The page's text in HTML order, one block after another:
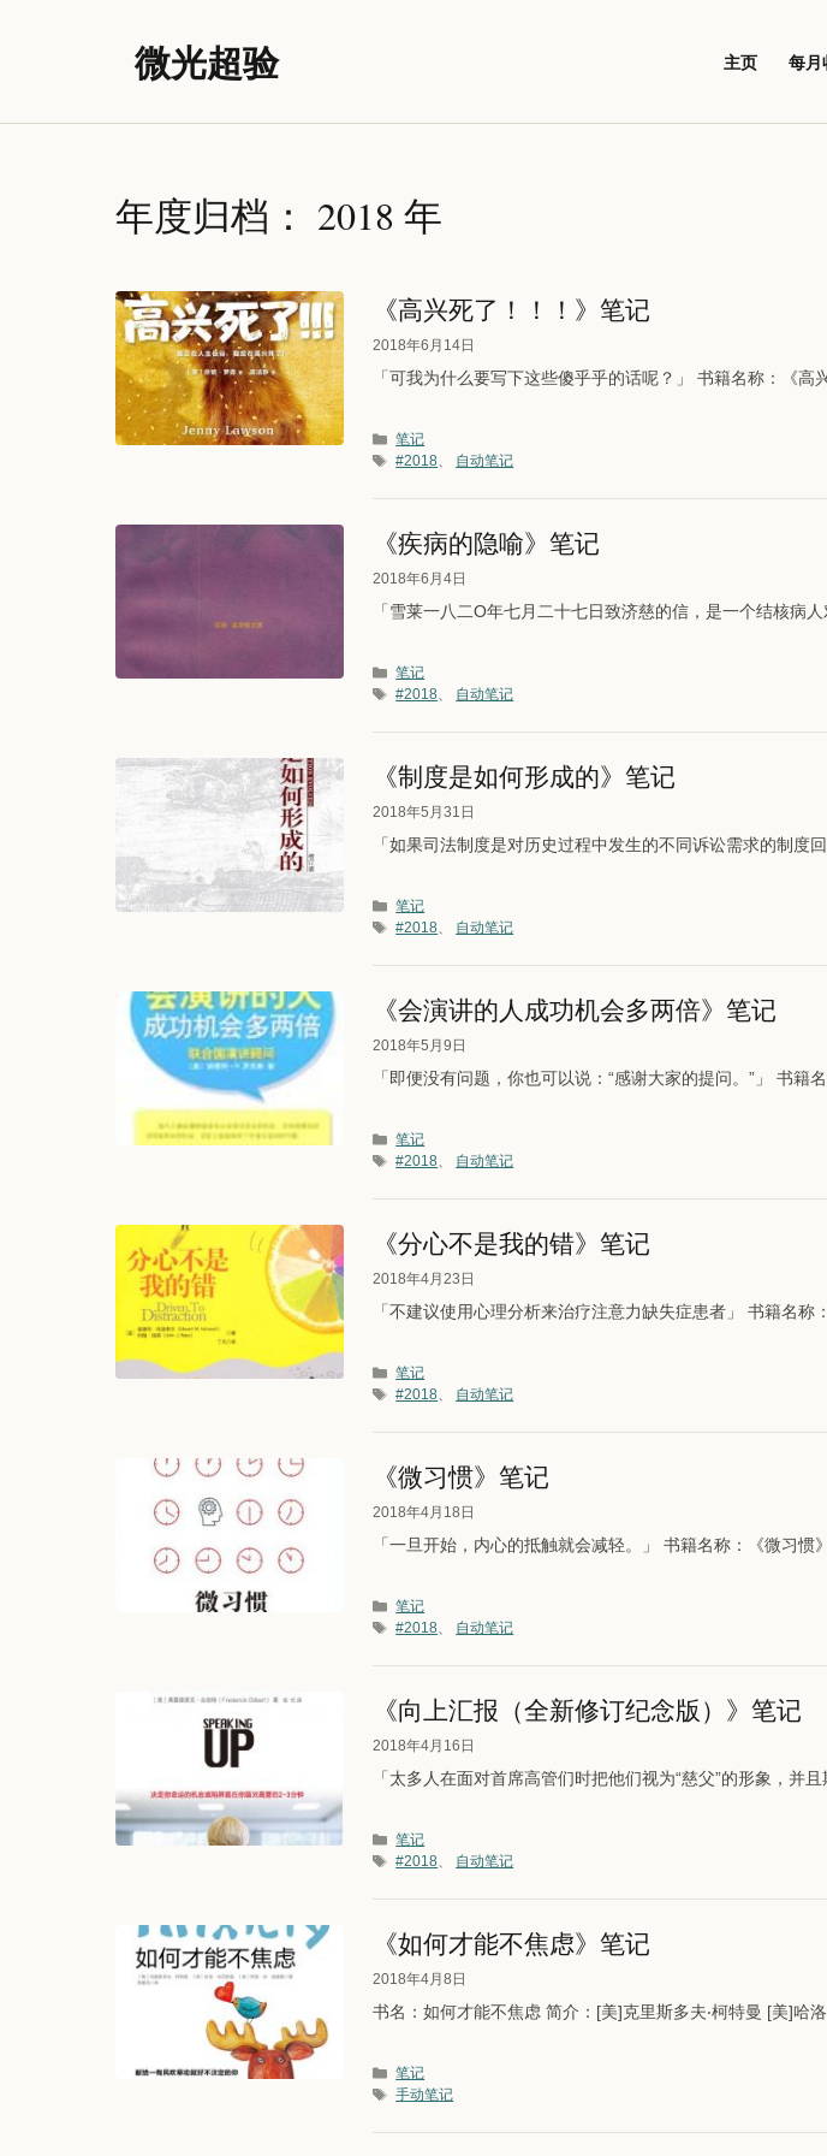
微光超验 主页 每月
年度归档： 2018 年
《高兴死了！！！》笔记
2018年6月14日
「可我为什么要写下这些傻乎乎的话呢？」 书籍名称：《
分类
笔记
标签
#2018、 自动笔记
《疾病的隐喻》笔记
2018年6月4日
「雪莱一八二O年七月二十七日致济慈的信，是一个结核病
分类
笔记
标签
#2018、 自动笔记
《制度是如何形成的》笔记
2018年5月31日
「如果司法制度是对历史过程中发生的不同诉讼需求的制
分类
笔记
标签
#2018、 自动笔记
《会演讲的人成功机会多两倍》笔记
2018年5月9日
「即便没有问题，你也可以说：“感谢大家的提问。”」 书
分类
笔记
标签
#2018、 自动笔记
《分心不是我的错》笔记
2018年4月23日
「不建议使用心理分析来治疗注意力缺失症患者」 书籍名
分类
笔记
标签
#2018、 自动笔记
《微习惯》笔记
2018年4月18日
「一旦开始，内心的抵触就会减轻。」 书籍名称：《微习
分类
笔记
标签
#2018、 自动笔记
《向上汇报（全新修订纪念版）》笔记
2018年4月16日
「太多人在面对首席高管们时把他们视为“慈父”的形象，并
分类
笔记
标签
#2018、 自动笔记
《如何才能不焦虑》笔记
2018年4月8日
书名：如何才能不焦虑 简介：[美]克里斯多夫‧柯特曼 [美]哈
分类
笔记
标签
手动笔记